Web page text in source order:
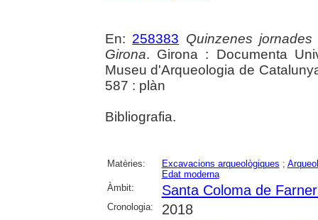
En: 258383 Quinzenes
Girona. Girona : Documenta
Museu d'Arqueologia de
587 : plàn
Bibliografia.
Matèries: Excavacions arqueològiques ;
Edat moderna
Àmbit:
Santa Coloma de
Cronologia: 2018